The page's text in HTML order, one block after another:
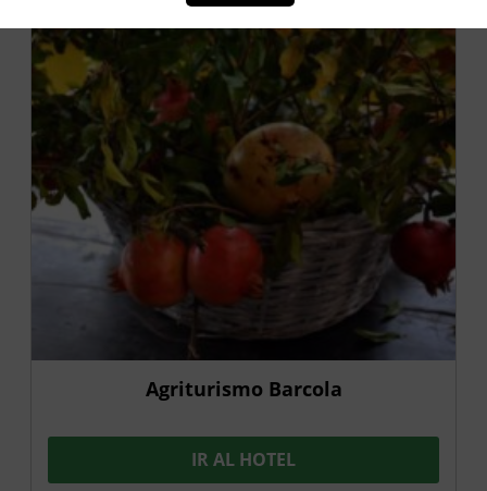
Agriturismo Barcola
IR AL HOTEL